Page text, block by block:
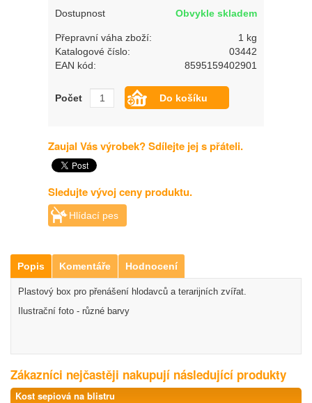
Dostupnost Obvykle skladem
Přepravní váha zboží:
1 kg
Katalogové číslo:
03442
EAN kód:
8595159402901
Počet
Zaujal Vás výrobek? Sdílejte jej s přáteli.
Sledujte vývoj ceny produktu.
Hlídací pes
Popis Komentáře Hodnocení
Plastový box pro přenášení hlodavců a terarijních zvířat.
Ilustrační foto - různé barvy
Zákazníci nejčastěji nakupují následující produkty
Kost sepiová na blistru